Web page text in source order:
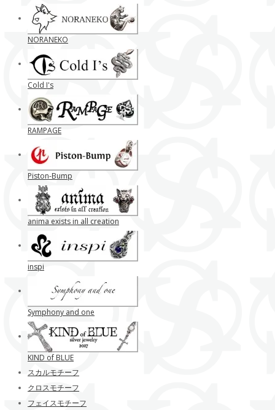
NORANEKO
Cold I's
RAMPAGE
Piston-Bump
anima exists in all creation
inspi
Symphony and one
KIND of BLUE
スカルモチーフ
クロスモチーフ
フェイスモチーフ